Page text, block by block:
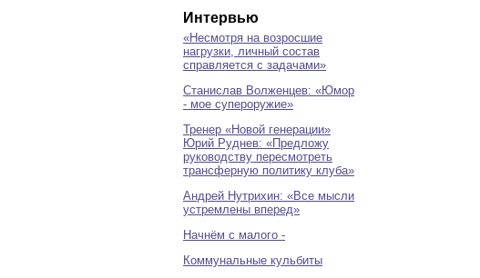
Интервью
«Несмотря на возросшие
нагрузки, личный состав
справляется с задачами»
Станислав Волженцев: «Юмор
- мое супероружие»
Тренер «Новой генерации»
Юрий Руднев: «Предложу
руководству пересмотреть
трансферную политику клуба»
Андрей Нутрихин: «Все мысли
устремлены вперед»
Начнём с малого -
Коммунальные кульбиты